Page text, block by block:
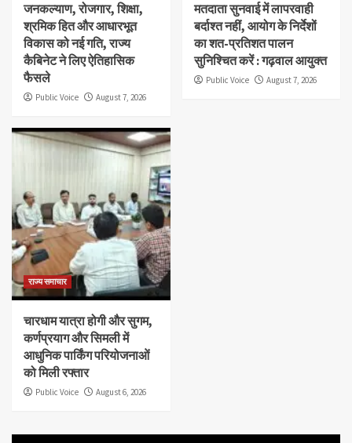
जनकल्याण, रोजगार, शिक्षा,
श्रमिक हित और आधारभूत
विकास को नई गति, राज्य
कैबिनेट ने लिए ऐतिहासिक
फैसले
Public Voice August 7, 2026
मतदाता सुनवाई में लापरवाही
बर्दाश्त नहीं, आयोग के निर्देशों
का शत-प्रतिशत पालन
सुनिश्चित करें : गढ़वाल आयुक्त
Public Voice August 7, 2026
राज्य समाचार
चारधाम यात्रा होगी और सुगम,
कर्णप्रयाग और सिमली में
आधुनिक पार्किंग परियोजनाओं
को मिली रफ्तार
Public Voice August 6, 2026